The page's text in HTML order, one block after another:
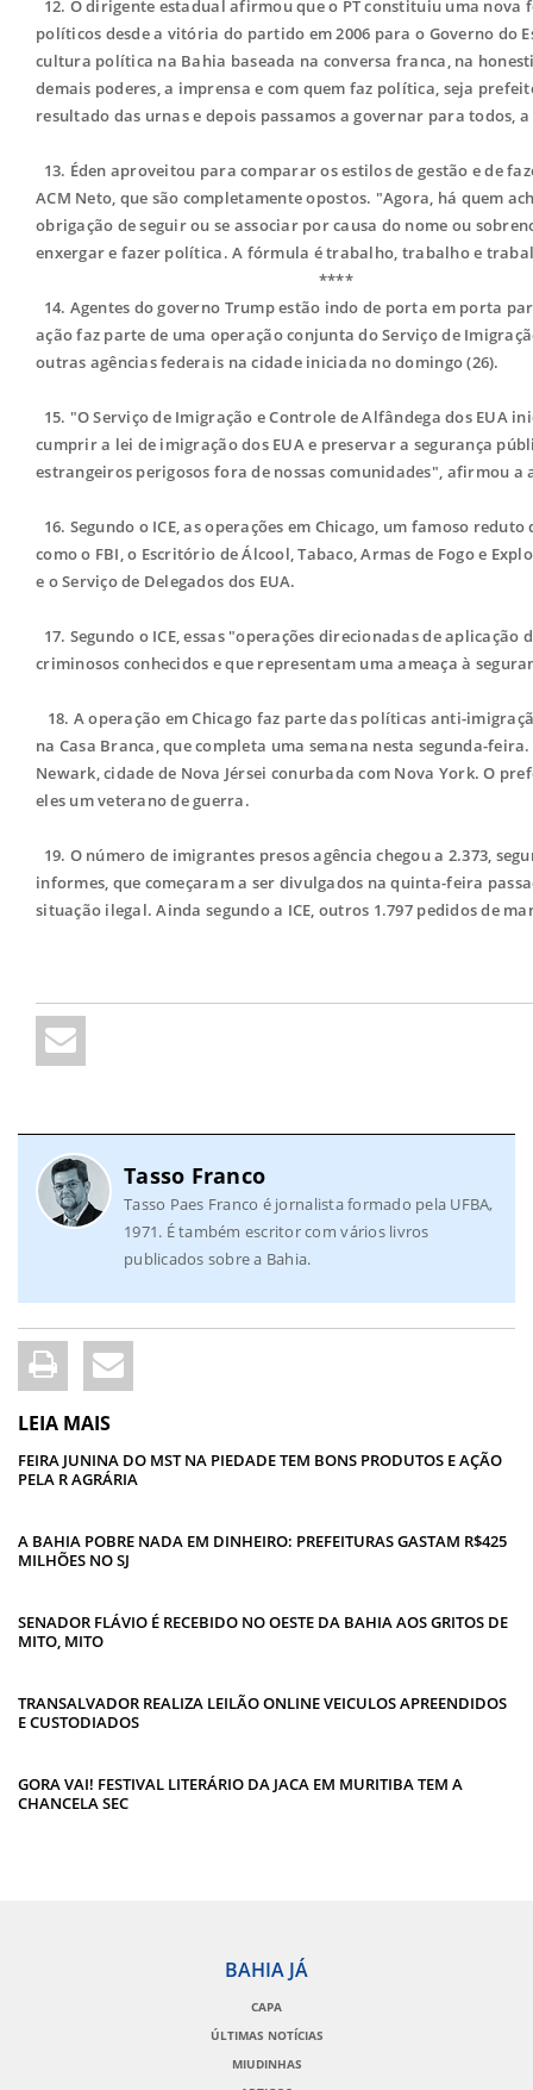
12. O dirigente estadual afirmou que o PT constituiu uma
políticos desde a vitória do partido em 2006 para o Governo do
cultura política na Bahia baseada na conversa franca, na
demais poderes, a imprensa e com quem faz política, seja
resultado das urnas e depois passamos a governar para
13. Éden aproveitou para comparar os estilos de gestão e de
ACM Neto, que são completamente opostos. "Agora, há quem
obrigação de seguir ou se associar por causa do nome ou
enxergar e fazer política. A fórmula é trabalho, trabalho e
****
14. Agentes do governo Trump estão indo de porta em porta
ação faz parte de uma operação conjunta do Serviço de
outras agências federais na cidade iniciada no domingo (26).
15. "O Serviço de Imigração e Controle de Alfândega dos EUA
cumprir a lei de imigração dos EUA e preservar a segurança
estrangeiros perigosos fora de nossas comunidades", afirmou a
16. Segundo o ICE, as operações em Chicago, um famoso
como o FBI, o Escritório de Álcool, Tabaco, Armas de Fogo e
e o Serviço de Delegados dos EUA.
17. Segundo o ICE, essas "operações direcionadas de
criminosos conhecidos e que representam uma ameaça à
18. A operação em Chicago faz parte das políticas anti-
na Casa Branca, que completa uma semana nesta segunda-
Newark, cidade de Nova Jérsei conurbada com Nova York. O
eles um veterano de guerra.
19. O número de imigrantes presos agência chegou a 2.373,
informes, que começaram a ser divulgados na quinta-feira
situação ilegal. Ainda segundo a ICE, outros 1.797 pedidos de
Tasso Franco
Tasso Paes Franco é jornalista formado pela UFBA,
1971. É também escritor com vários livros
publicados sobre a Bahia.
LEIA MAIS
FEIRA JUNINA DO MST NA PIEDADE TEM BONS PRODUTOS E AÇÃO
PELA R AGRÁRIA
A BAHIA POBRE NADA EM DINHEIRO: PREFEITURAS GASTAM R$425
MILHÕES NO SJ
SENADOR FLÁVIO É RECEBIDO NO OESTE DA BAHIA AOS GRITOS DE
MITO, MITO
TRANSALVADOR REALIZA LEILÃO ONLINE VEICULOS APREENDIDOS
E CUSTODIADOS
GORA VAI! FESTIVAL LITERÁRIO DA JACA EM MURITIBA TEM A
CHANCELA SEC
BAHIA JÁ
CAPA
ÚLTIMAS NOTÍCIAS
MIUDINHAS